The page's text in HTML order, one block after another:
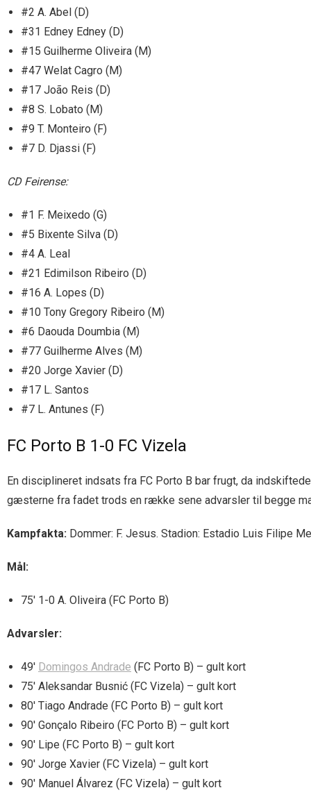
#2 A. Abel (D)
#31 Edney Edney (D)
#15 Guilherme Oliveira (M)
#47 Welat Cagro (M)
#17 João Reis (D)
#8 S. Lobato (M)
#9 T. Monteiro (F)
#7 D. Djassi (F)
CD Feirense:
#1 F. Meixedo (G)
#5 Bixente Silva (D)
#4 A. Leal
#21 Edimilson Ribeiro (D)
#16 A. Lopes (D)
#10 Tony Gregory Ribeiro (M)
#6 Daouda Doumbia (M)
#77 Guilherme Alves (M)
#20 Jorge Xavier (D)
#17 L. Santos
#7 L. Antunes (F)
FC Porto B 1-0 FC Vizela
En disciplineret indsats fra FC Porto B bar frugt, da
gæsterne fra fadet trods en række sene advarsler til begge
Kampfakta: Dommer: F. Jesus. Stadion: Estadio Luis Filipe
Mål:
75′ 1-0 A. Oliveira (FC Porto B)
Advarsler:
49′ Domingos Andrade (FC Porto B) – gult kort
75′ Aleksandar Busnić (FC Vizela) – gult kort
80′ Tiago Andrade (FC Porto B) – gult kort
90′ Gonçalo Ribeiro (FC Porto B) – gult kort
90′ Lipe (FC Porto B) – gult kort
90′ Jorge Xavier (FC Vizela) – gult kort
90′ Manuel Álvarez (FC Vizela) – gult kort